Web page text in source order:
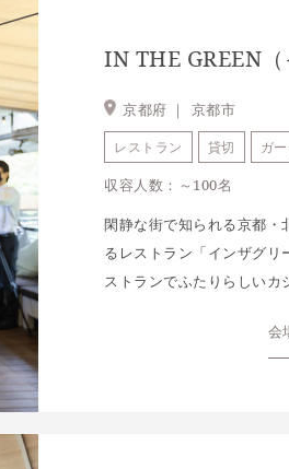
IN THE GREEN（
京都府 ｜ 京都市
レストラン 貸切 ガ
収容人数：～100名
閑静な街で知られる京都・
るレストラン「インザグリ
ストランでふたりらしいカ
会